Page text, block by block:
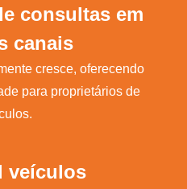
consultas em
canais
cresce, oferecendo
para proprietários de
veículos